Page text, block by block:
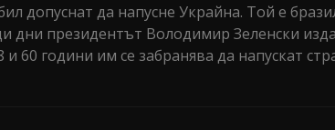
допуснат да напусне Украйна. Той е
дни президентът Володимир Зеленски
60 години им се забранява да напускат